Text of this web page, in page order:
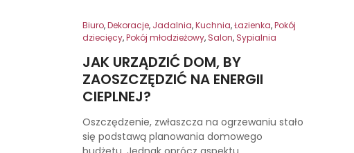
Biuro,Dekoracje, Jadalnia,Kuchnia,Łazienka,Pokój
dziecięcy,Pokój młodzieżowy, Salon, Sypialnia
JAK URZĄDZIĆ DOM, BY
ZAOSZCZĘDZIĆ NA ENERGII
CIEPLNEJ?
Oszczędzenie, zwłaszcza na ogrzewaniu stało
się podstawą planowania domowego